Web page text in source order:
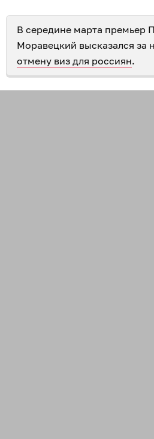
В середине марта премьер
Моравецкий высказался за
отмену виз для россиян.